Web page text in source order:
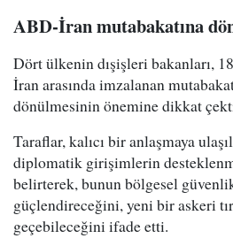
ABD-İran mutabakatına
Dört ülkenin dışişleri bakanları,
İran arasında imzalanan
dönülmesinin önemine dikkat
Taraflar, kalıcı bir anlaşmaya
diplomatik girişimlerin
belirterek, bunun bölgesel
güçlendireceğini, yeni bir askeri
geçebileceğini ifade etti.